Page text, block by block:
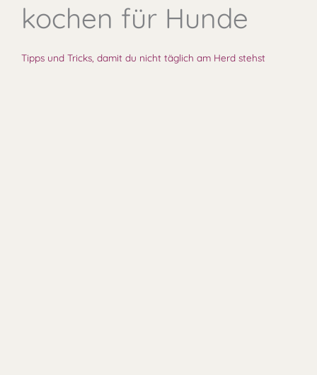
kochen für Hunde
Tipps und Tricks, damit du nicht täglich am Herd stehst